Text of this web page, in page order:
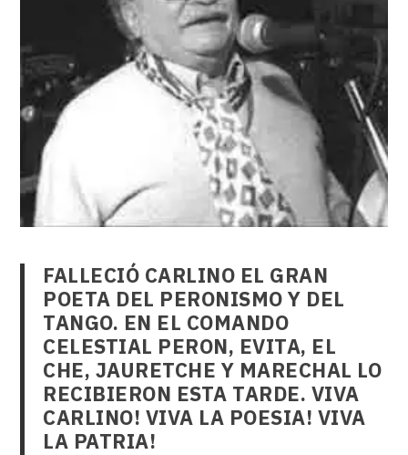
FALLECIÓ CARLINO EL GRAN
POETA DEL PERONISMO Y DEL
TANGO. EN EL COMANDO
CELESTIAL PERON, EVITA, EL
CHE, JAURETCHE Y MARECHAL LO
RECIBIERON ESTA TARDE. VIVA
CARLINO! VIVA LA POESIA! VIVA
LA PATRIA!